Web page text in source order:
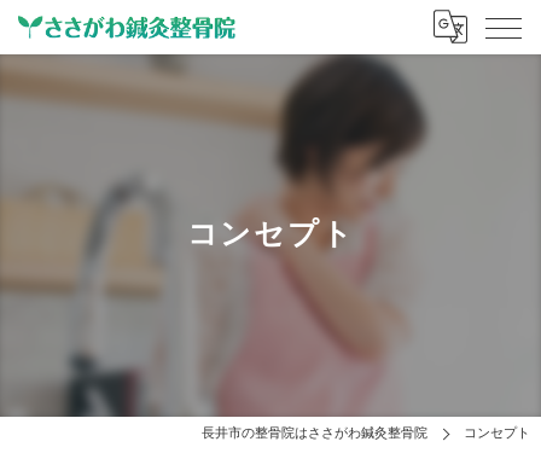
コンセプト
長井市の整骨院はささがわ鍼灸整骨院 コンセプト